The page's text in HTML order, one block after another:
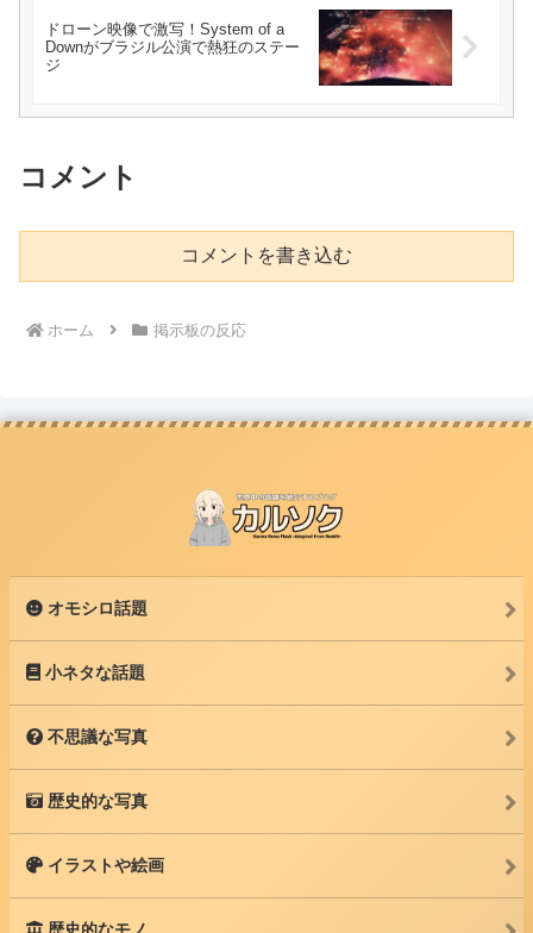
ドローン映像で激写！System of a
Downがブラジル公演で熱狂のステー
ジ
コメント
コメントを書き込む
ホーム 掲示板の反応
オモシロ話題
小ネタな話題
不思議な写真
歴史的な写真
イラストや絵画
歴史的なモノ